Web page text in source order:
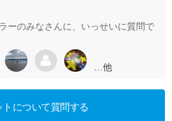
ーのみなさんに、いっせいに質問で
…他
トについて質問する